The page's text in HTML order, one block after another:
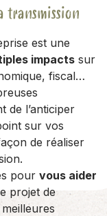
transmission
est une
impacts sur
fiscal…
de l’anticiper
sur vos
de réaliser
pour vous aider
projet de